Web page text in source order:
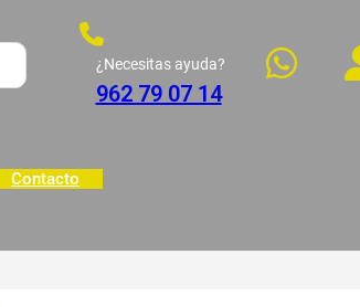
¿Necesitas ayuda?
962 79 07 14
Contacto